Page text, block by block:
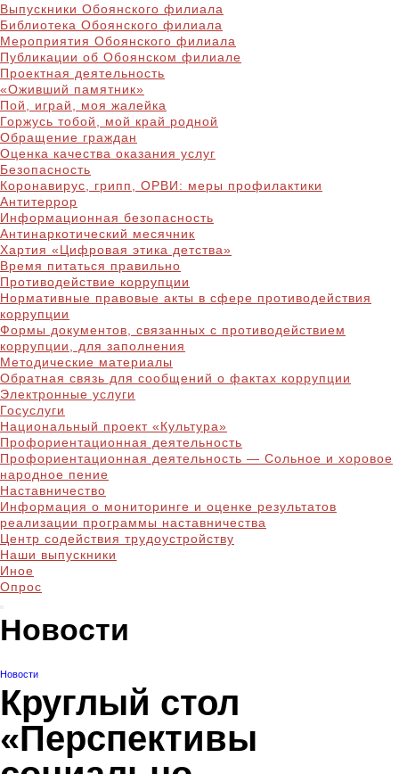
Выпускники Обоянского филиала
Библиотека Обоянского филиала
Мероприятия Обоянского филиала
Публикации об Обоянском филиале
Проектная деятельность
«Оживший памятник»
Пой, играй, моя жалейка
Горжусь тобой, мой край родной
Обращение граждан
Оценка качества оказания услуг
Безопасность
Коронавирус, грипп, ОРВИ: меры профилактики
Антитеррор
Информационная безопасность
Антинаркотический месячник
Хартия «Цифровая этика детства»
Время питаться правильно
Противодействие коррупции
Нормативные правовые акты в сфере противодействия
коррупции
Формы документов, связанных с противодействием
коррупции, для заполнения
Методические материалы
Обратная связь для сообщений о фактах коррупции
Электронные услуги
Госуслуги
Национальный проект «Культура»
Профориентационная деятельность
Профориентационная деятельность — Сольное и хоровое
народное пение
Наставничество
Информация о мониторинге и оценке результатов
реализации программы наставничества
Центр содействия трудоустройству
Наши выпускники
Иное
Опрос
Новости
Новости
Круглый стол
«Перспективы